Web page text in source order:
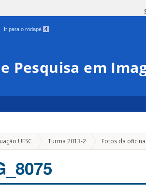
Ir para o rodapé 4
Pesquisa em
UFSC Turma 2013-2 Fotos da